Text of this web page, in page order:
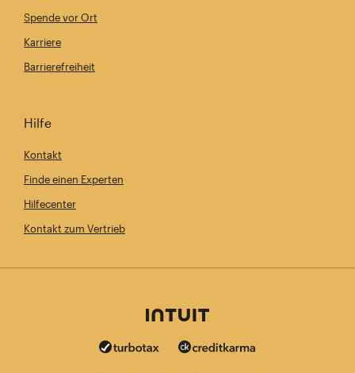
Spende vor Ort
Karriere
Barrierefreiheit
Hilfe
Kontakt
Finde einen Experten
Hilfecenter
Kontakt zum Vertrieb